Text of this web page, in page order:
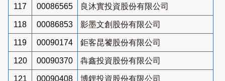
117 00086565 良沐實投資股份有限公司
118 00086853 影墨文創股份有限公司
119 00090174 鉅客昆饕股份有限公司
120 00090370 犇鑫投資股份有限公司
121 00090408 博鋰投資股份有限公司